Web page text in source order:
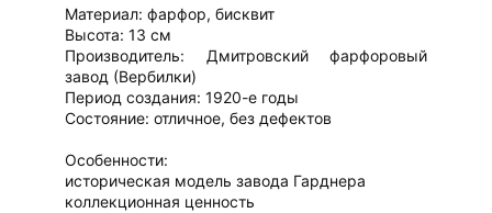
Материал: фарфор, бисквит
Высота: 13 см
Производитель: Дмитровский фарфоровый
завод (Вербилки)
Период создания: 1920-е годы
Состояние: отличное, без дефектов
Особенности:
историческая модель завода Гарднера
коллекционная ценность